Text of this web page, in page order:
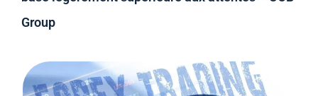
Group